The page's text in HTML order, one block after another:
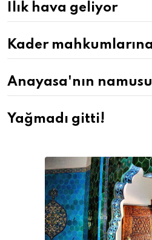
Ilık hava geliyor
Kader
Anayasa'nın
Yağmadı gitti!